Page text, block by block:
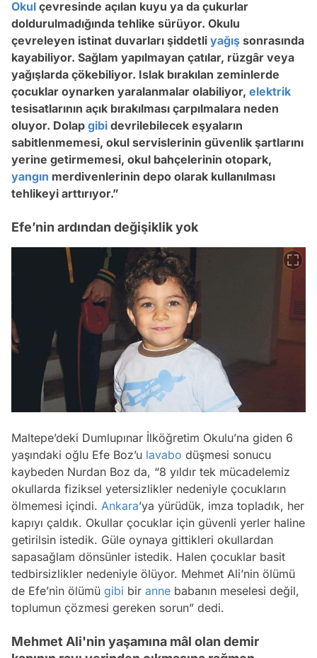
Okul çevresinde açılan kuyu ya da çukurlar
doldurulmadığında tehlike sürüyor. Okulu
çevreleyen istinat duvarları şiddetli yağış sonrasında
kayabiliyor. Sağlam yapılmayan çatılar, rüzgâr veya
yağışlarda çökebiliyor. Islak bırakılan zeminlerde
çocuklar oynarken yaralanmalar olabiliyor, elektrik
tesisatlarının açık bırakılması çarpılmalara neden
oluyor. Dolap gibi devrilebilecek eşyaların
sabitlenmemesi, okul servislerinin güvenlik şartlarını
yerine getirmemesi, okul bahçelerinin otopark,
yangın merdivenlerinin depo olarak kullanılması
tehlikeyi arttırıyor.”
Efe’nin ardından değişiklik yok
Maltepe’deki Dumlupınar İlköğretim Okulu’na giden 6
yaşındaki oğlu Efe Boz’u lavabo düşmesi sonucu
kaybeden Nurdan Boz da, “8 yıldır tek mücadelemiz
okullarda fiziksel yetersizlikler nedeniyle çocukların
ölmemesi içindi. Ankara’ya yürüdük, imza topladık, her
kapıyı çaldık. Okullar çocuklar için güvenli yerler haline
getirilsin istedik. Güle oynaya gittikleri okullardan
sapasağlam dönsünler istedik. Halen çocuklar basit
tedbirsizlikler nedeniyle ölüyor. Mehmet Ali’nin ölümü
de Efe’nin ölümü gibi bir anne babanın meselesi değil,
toplumun çözmesi gereken sorun” dedi.
Mehmet Ali'nin yaşamına mâl olan demir